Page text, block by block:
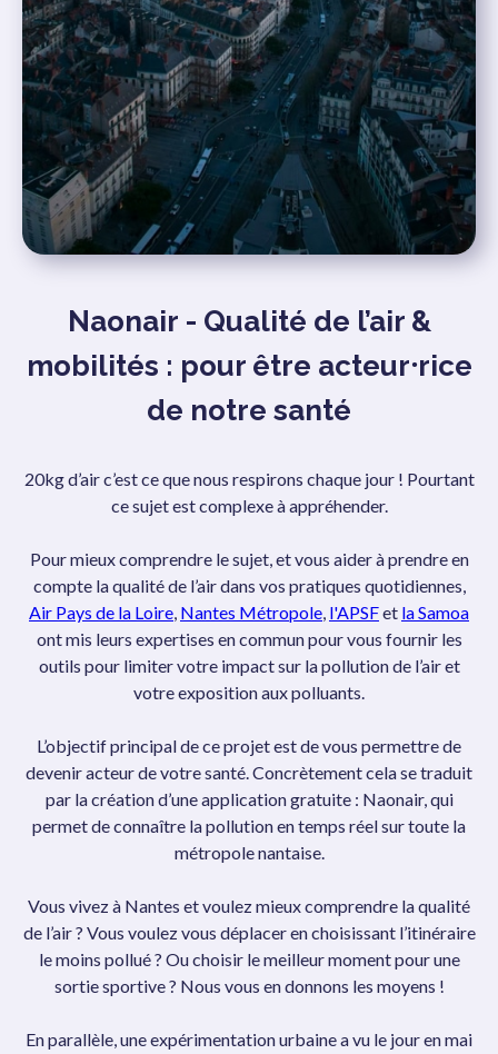
Naonair - Qualité de l’air &
mobilités : pour être acteur⸱rice
de notre santé
20kg d’air c’est ce que nous respirons chaque jour ! Pourtant
ce sujet est complexe à appréhender.
Pour mieux comprendre le sujet, et vous aider à prendre en
compte la qualité de l’air dans vos pratiques quotidiennes,
Air Pays de la Loire, Nantes Métropole, l'APSFet la Samoa
ont mis leurs expertises en commun pour vous fournir les
outils pour limiter votre impact sur la pollution de l’air et
votre exposition aux polluants.
L’objectif principal de ce projet est de vous permettre de
devenir acteur de votre santé. Concrètement cela se traduit
par la création d’une application gratuite : Naonair, qui
permet de connaître la pollution en temps réel sur toute la
métropole nantaise.
Vous vivez à Nantes et voulez mieux comprendre la qualité
de l’air ? Vous voulez vous déplacer en choisissant l’itinéraire
le moins pollué ? Ou choisir le meilleur moment pour une
sortie sportive ? Nous vous en donnons les moyens !
En parallèle, une expérimentation urbaine a vu le jour en mai